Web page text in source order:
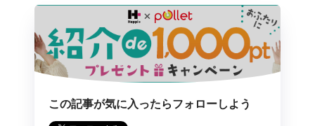
この記事が気に入ったらフォローしよう